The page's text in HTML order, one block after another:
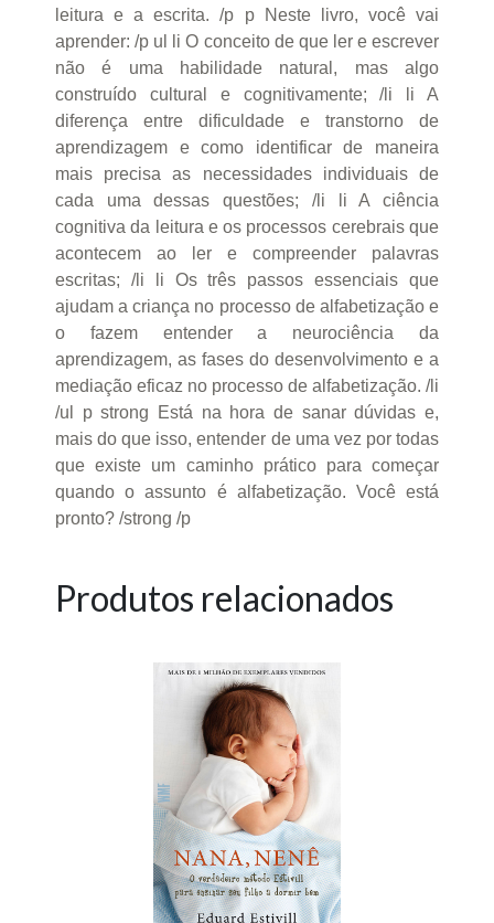
leitura e a escrita. /p p Neste livro, você vai
aprender: /p ul li O conceito de que ler e escrever
não é uma habilidade natural, mas algo
construído cultural e cognitivamente; /li li A
diferença entre dificuldade e transtorno de
aprendizagem e como identificar de maneira
mais precisa as necessidades individuais de
cada uma dessas questões; /li li A ciência
cognitiva da leitura e os processos cerebrais que
acontecem ao ler e compreender palavras
escritas; /li li Os três passos essenciais que
ajudam a criança no processo de alfabetização e
o fazem entender a neurociência da
aprendizagem, as fases do desenvolvimento e a
mediação eficaz no processo de alfabetização. /li
/ul p strong Está na hora de sanar dúvidas e,
mais do que isso, entender de uma vez por todas
que existe um caminho prático para começar
quando o assunto é alfabetização. Você está
pronto? /strong /p
Produtos relacionados